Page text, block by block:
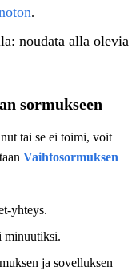
.
noudata alla olevia
sormukseen
tai se ei toimi, voit
Vaihtosormuksen
yhteys.
minuutiksi.
ja sovelluksen